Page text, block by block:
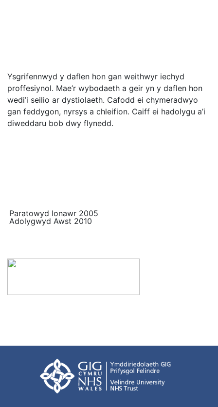
Ysgrifennwyd y daflen hon gan weithwyr iechyd
proffesiynol. Mae’r wybodaeth a geir yn y daflen hon
wedi’i seilio ar dystiolaeth. Cafodd ei chymeradwyo
gan feddygon, nyrsys a chleifion. Caiff ei hadolygu a’i
diweddaru bob dwy flynedd.
Paratowyd Ionawr 2005
Adolygwyd Awst 2010